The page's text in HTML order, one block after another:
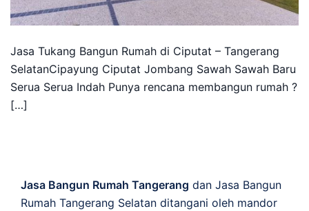
Jasa Tukang Bangun Rumah di Ciputat – Tangerang
SelatanCipayung Ciputat Jombang Sawah Sawah Baru
Serua Serua Indah Punya rencana membangun rumah ?
[…]
Jasa Bangun Rumah Tangerang dan Jasa Bangun
Rumah Tangerang Selatan ditangani oleh mandor